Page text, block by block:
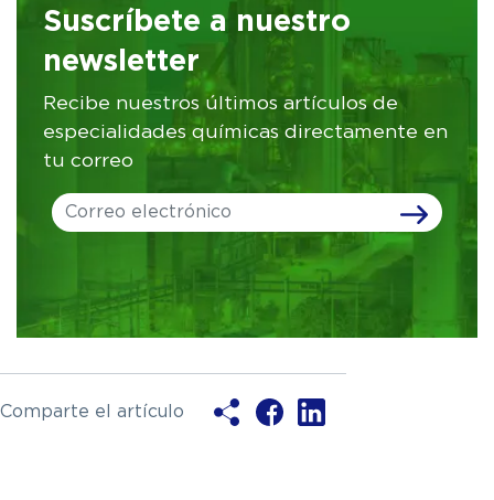
Suscríbete a nuestro
newsletter
Recibe nuestros últimos artículos de
especialidades químicas directamente en
tu correo
Leave
this
Comparte el artículo